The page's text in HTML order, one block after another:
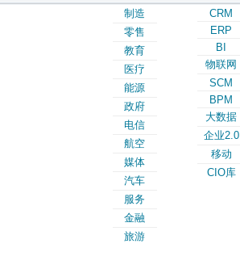
制造
零售
教育
医疗
能源
政府
电信
航空
媒体
汽车
服务
金融
旅游
CRM
ERP
BI
物联网
SCM
BPM
大数据
企业2.0
移动
CIO库